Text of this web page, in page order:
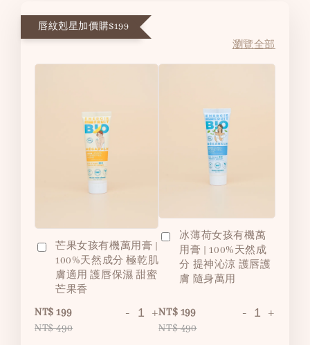
唇紋剋星加價購$199
瀏覽全部
芒果女孩有機萬用膏 |
100%天然成分 極乾肌
膚適用 護唇保濕 甜蜜
芒果香
NT$ 199
NT$ 490
- +
冰薄荷女孩有機萬
用膏 | 100%天然成
分 提神沁涼 護唇護
膚 隨身萬用
NT$ 199
NT$ 490
- +